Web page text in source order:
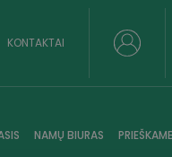
KONTAKTAI
NAMŲ BIURAS